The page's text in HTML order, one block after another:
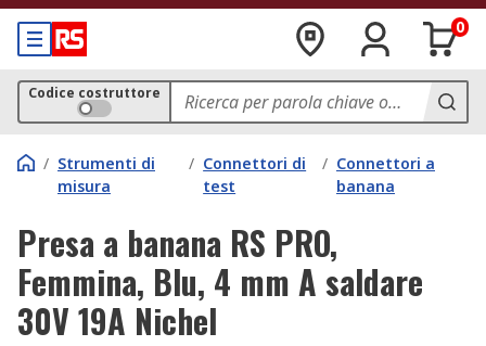
0
Codice costruttore
/ Strumenti di
misura
/ Connettori di
test
/ Connettori a
banana
Presa a banana RS PRO,
Femmina, Blu, 4 mm A saldare
30V 19A Nichel